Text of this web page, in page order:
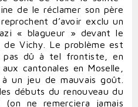
de le réclamer son père
d’avoir exclu un
« blagueur » devant le
de Vichy. Le problème est
dû à tel frontiste, en
cantonales en Moselle,
un jeu de mauvais goût.
débuts du renouveau du
ne remerciera jamais